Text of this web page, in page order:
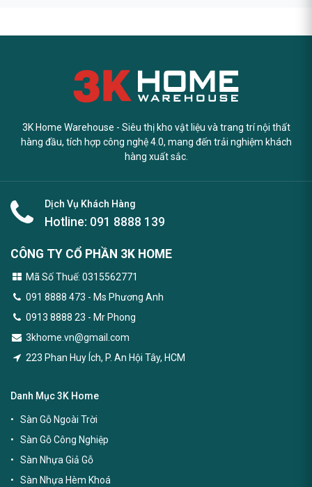
3K Home Warehouse - Siêu thị kho vật liệu và trang trí nội thất
hàng đầu, tích hợp công nghệ 4.0, mang đến trải nghiệm khách
hàng xuất sắc.
Dịch Vụ Khách Hàng
Hotline: 091 8888 139
CÔNG TY CỔ PHẦN 3K HOME
Mã Số Thuế: 0315562771
091 8888 473 - Ms Phương Anh
0913 8888 23 - Mr Phong
3khome.vn@gmail.com
223 Phan Huy Ích, P. An Hội Tây, HCM
Danh Mục 3K Home
Sàn Gỗ Ngoài Trời
Sàn Gỗ Công Nghiệp
Sàn Nhựa Giả Gỗ
Sàn Nhựa Hèm Khoá